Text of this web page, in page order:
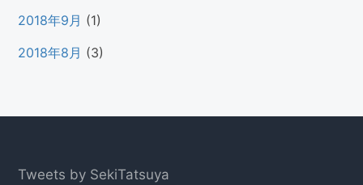
2018年9月 (1)
2018年8月 (3)
Footer
Tweets by SekiTatsuya